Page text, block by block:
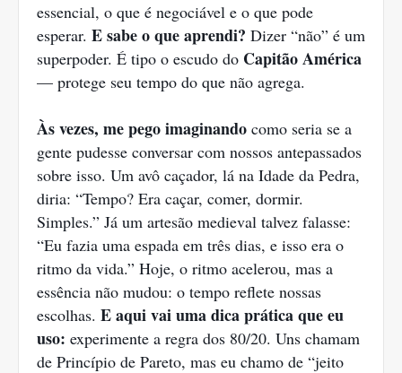
essencial, o que é negociável e o que pode
esperar. E sabe o que aprendi? Dizer “não” é um
superpoder. É tipo o escudo do Capitão América
— protege seu tempo do que não agrega.
Às vezes, me pego imaginando como seria se a
gente pudesse conversar com nossos antepassados
sobre isso. Um avô caçador, lá na Idade da Pedra,
diria: “Tempo? Era caçar, comer, dormir.
Simples.” Já um artesão medieval talvez falasse:
“Eu fazia uma espada em três dias, e isso era o
ritmo da vida.” Hoje, o ritmo acelerou, mas a
essência não mudou: o tempo reflete nossas
escolhas. E aqui vai uma dica prática que eu
uso: experimente a regra dos 80/20. Uns chamam
de Princípio de Pareto, mas eu chamo de “jeito